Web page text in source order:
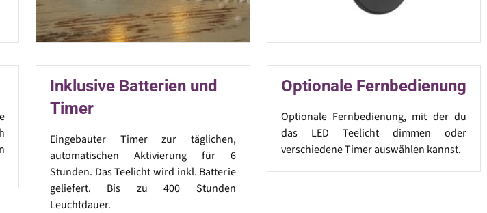
Inklusive Batterien und
Timer
Eingebauter Timer zur täglichen,
automatischen Aktivierung für 6
Stunden. Das Teelicht wird inkl. Batterie
geliefert. Bis zu 400 Stunden
Leuchtdauer.
Optionale Fernbedienung
Optionale Fernbedienung, mit der du
das LED Teelicht dimmen oder
verschiedene Timer auswählen kannst.